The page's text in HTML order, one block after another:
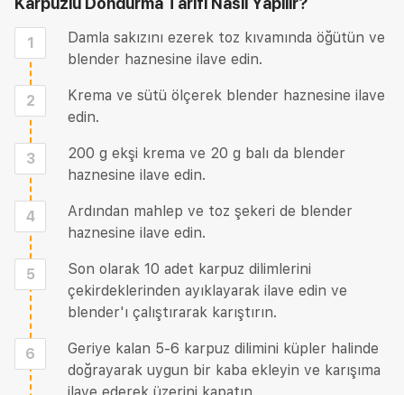
1
Damla sakızını ezerek toz kıvamında öğütün ve
blender haznesine ilave edin.
2
Krema ve sütü ölçerek blender haznesine ilave
edin.
3
200 g ekşi krema ve 20 g balı da blender
haznesine ilave edin.
4
Ardından mahlep ve toz şekeri de blender
haznesine ilave edin.
5
Son olarak 10 adet karpuz dilimlerini
çekirdeklerinden ayıklayarak ilave edin ve
blender'ı çalıştırarak karıştırın.
6
Geriye kalan 5-6 karpuz dilimini küpler halinde
doğrayarak uygun bir kaba ekleyin ve karışıma